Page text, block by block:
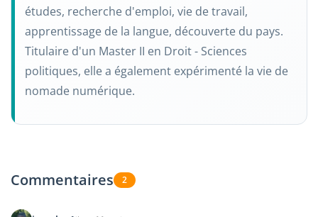
études, recherche d'emploi, vie de travail,
apprentissage de la langue, découverte du pays.
Titulaire d'un Master II en Droit - Sciences
politiques, elle a également expérimenté la vie de
nomade numérique.
Commentaires 2